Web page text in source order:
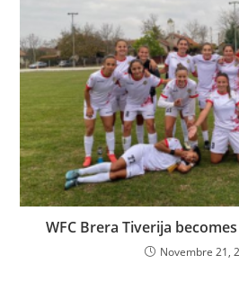
WFC Brera Tiverija
Novembre 21,